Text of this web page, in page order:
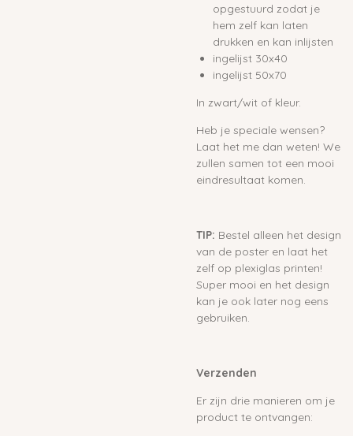
opgestuurd zodat je
hem zelf kan laten
drukken en kan inlijsten
ingelijst 30x40
ingelijst 50x70
In zwart/wit of kleur.
Heb je speciale wensen?
Laat het me dan weten! We
zullen samen tot een mooi
eindresultaat komen.
TIP: Bestel alleen het design
van de poster en laat het
zelf op plexiglas printen!
Super mooi en het design
kan je ook later nog eens
gebruiken.
Verzenden
Er zijn drie manieren om je
product te ontvangen: